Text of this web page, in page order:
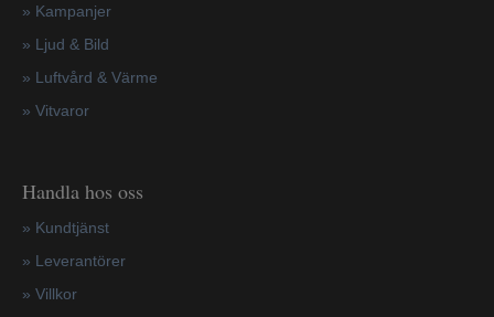
» Kampanjer
» Ljud & Bild
» Luftvård & Värme
» Vitvaror
Handla hos oss
» Kundtjänst
» Leverantörer
» Villkor